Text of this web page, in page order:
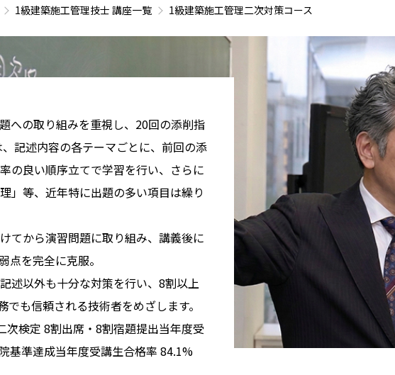
1級建築施工管理技士 講座一覧 1級建築施工管理二次対策コース
への取り組みを重視し、20回の添削指
記述内容の各テーマごとに、前回の添
の良い順序立てで学習を行い、さらに
」等、近年特に出題の多い項目は繰り
てから演習問題に取り組み、講義後に
点を完全に克服。
述以外も十分な対策を行い、8割以上
も信頼される技術者をめざします。
検定 8割出席・8割宿題提出当年度受
基準達成当年度受講生合格率 84.1%